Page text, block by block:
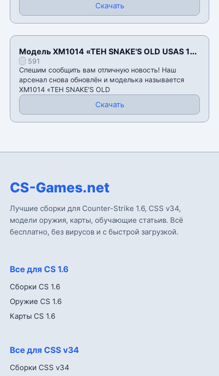
Скачать
Модель XM1014 «TEH SNAKE'S OLD USAS 12»
для CSS v34
591
Спешим сообщить вам отличную новость! Наш
арсенал снова обновлён и моделька называется
XM1014 «TEH SNAKE'S OLD
Скачать
CS-Games.net
Лучшие сборки для Counter-Strike 1.6, CSS v34,
модели оружия, карты, обучающие статьив. Всё
бесплатно, без вирусов и с быстрой загрузкой.
Все для CS 1.6
Сборки CS 1.6
Оружие CS 1.6
Карты CS 1.6
Все для CSS v34
Сборки CSS v34